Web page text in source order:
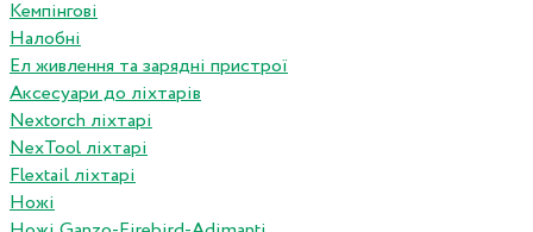
Кемпінгові
Налобні
Ел живлення та зарядні пристрої
Аксесуари до ліхтарів
Nextorch ліхтарі
NexTool ліхтарі
Flextail ліхтарі
Ножі